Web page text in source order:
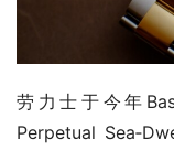
劳力士于今年
Perpetual